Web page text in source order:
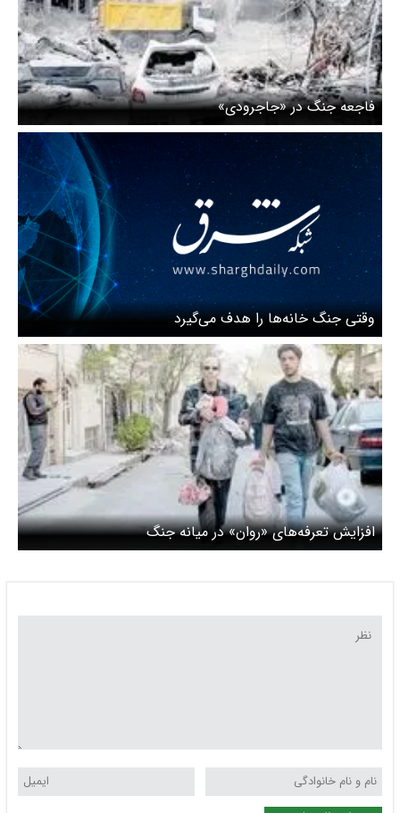
فاجعه جنگ در «جاجرودی»
وقتی جنگ خانه‌ها را هدف می‌گیرد
‌افزایش تعرفه‌‌های «روان» در میانه جنگ